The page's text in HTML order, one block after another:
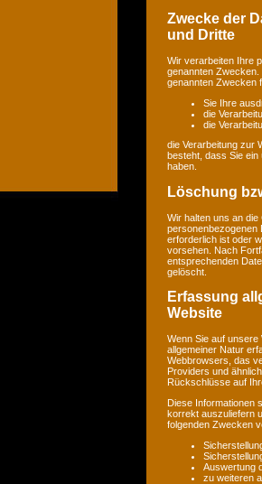
Zwecke der
und Dritte
Wir verarbeiten Ihre
genannten
genannten Zwecken
Sie Ihre
die
die
die Verarbeitung zur
besteht, dass Sie
haben.
Löschung
Wir halten uns an
personenbezogenen
erforderlich ist oder
vorsehen. Nach
entsprechenden
gelöscht.
Erfassung
Website
Wenn Sie auf
allgemeiner Natur
Webbrowsers, das
Providers und
Rückschlüsse auf
Diese Informationen
korrekt auszuliefern
folgenden Zwecken
Auswertung
zu weiteren